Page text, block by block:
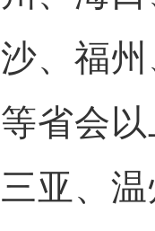
、福
省会
亚、